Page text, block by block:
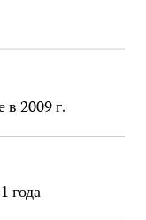
в 2009 г.
года